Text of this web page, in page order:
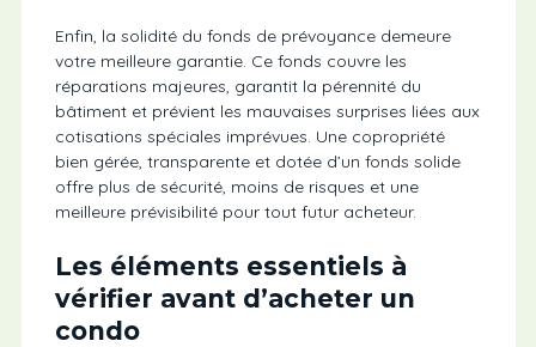
Enfin, la solidité du fonds de prévoyance demeure
votre meilleure garantie. Ce fonds couvre les
réparations majeures, garantit la pérennité du
bâtiment et prévient les mauvaises surprises liées aux
cotisations spéciales imprévues. Une copropriété
bien gérée, transparente et dotée d’un fonds solide
offre plus de sécurité, moins de risques et une
meilleure prévisibilité pour tout futur acheteur.
Les éléments essentiels à
vérifier avant d’acheter un
condo